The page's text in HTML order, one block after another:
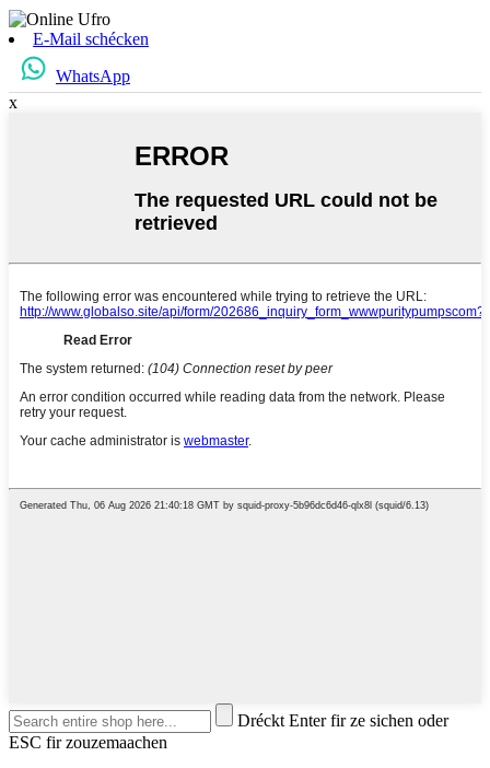
E-Mail schécken
WhatsApp
x
Dréckt Enter fir ze sichen oder
ESC fir zouzemaachen